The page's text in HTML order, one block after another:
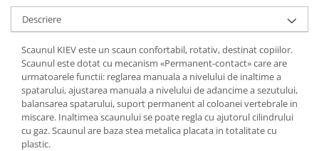
Descriere
Scaunul KIEV este un scaun confortabil, rotativ, destinat copiilor.
Scaunul este dotat cu mecanism «Permanent-contact» care are
urmatoarele functii: reglarea manuala a nivelului de inaltime a
spatarului, ajustarea manuala a nivelului de adancime a sezutului,
balansarea spatarului, suport permanent al coloanei vertebrale in
miscare. Inaltimea scaunului se poate regla cu ajutorul cilindrului
cu gaz. Scaunul are baza stea metalica placata in totalitate cu
plastic.